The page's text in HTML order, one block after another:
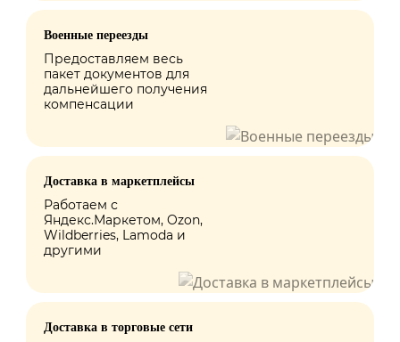
Военные переезды
Предоставляем весь
пакет документов для
дальнейшего получения
компенсации
Доставка в маркетплейсы
Работаем с
Яндекс.Маркетом, Ozon,
Wildberries, Lamoda и
другими
Доставка в торговые сети